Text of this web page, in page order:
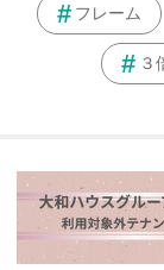
フレーム
３